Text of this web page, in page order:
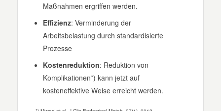
Maßnahmen ergriffen werden.
Effizienz: Verminderung der
Arbeitsbelastung durch standardisierte
Prozesse
Kostenreduktion: Reduktion von
Komplikationen*) kann jetzt auf
kosteneffektive Weise erreicht werden.